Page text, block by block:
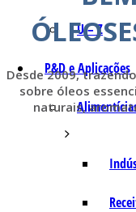
U – Z
P&D e Aplicações
Desde 2009,
sobre óleos
naturais,